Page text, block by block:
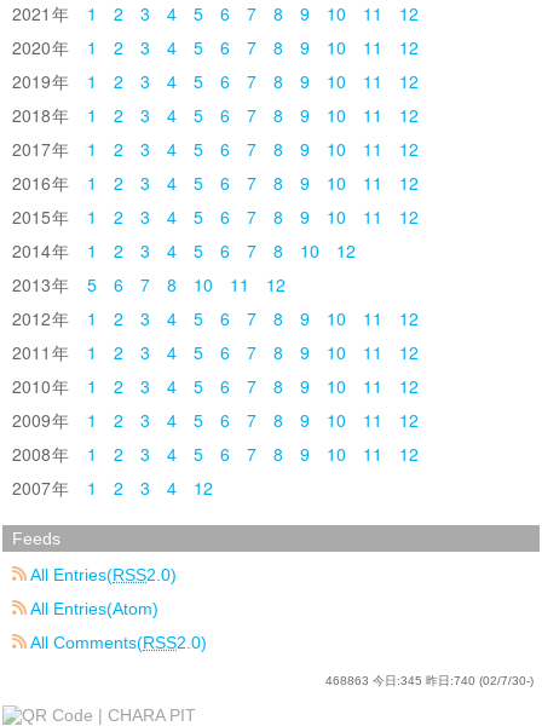
2021
1 2 3 4 5 6 7 8 9 10 11
12
2020
1 2 3 4 5 6 7 8 9 10 11
12
2019
1 2 3 4 5 6 7 8 9 10 11
12
2018
1 2 3 4 5 6 7 8 9 10 11
12
2017
1 2 3 4 5 6 7 8 9 10 11
12
2016
1 2 3 4 5 6 7 8 9 10 11
12
2015
1 2 3 4 5 6 7 8 9 10 11
12
2014
1 2 3 4 5 6 7 8 10
12
2013
5 6 7 8 10 11
12
2012
1 2 3 4 5 6 7 8 9 10 11
12
2011
1 2 3 4 5 6 7 8 9 10 11
12
2010
1 2 3 4 5 6 7 8 9 10 11
12
2009
1 2 3 4 5 6 7 8 9 10 11
12
2008
1 2 3 4 5 6 7 8 9 10 11
12
2007
1 2 3 4 12
Feeds
All Entries(RSS2.0)
All Entries(Atom)
All Comments(RSS2.0)
468863 今日:345 昨日:740 (02/7/30-)